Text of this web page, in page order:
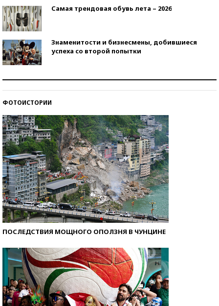
Самая трендовая обувь лета – 2026
Знаменитости и бизнесмены, добившиеся
успеха со второй попытки
ФОТОИСТОРИИ
ПОСЛЕДСТВИЯ МОЩНОГО ОПОЛЗНЯ В ЧУНЦИНЕ